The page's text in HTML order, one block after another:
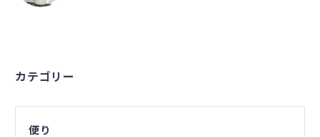
カテゴリー
便り